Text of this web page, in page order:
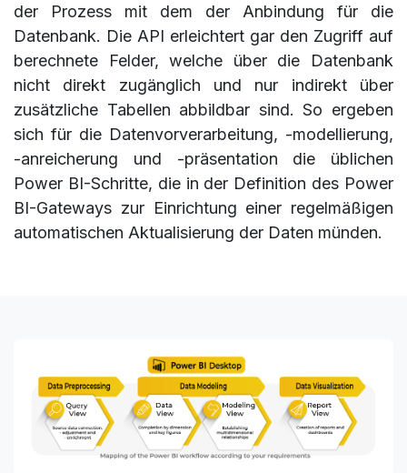
der Prozess mit dem der Anbindung für die
Datenbank. Die API erleichtert gar den Zugriff auf
berechnete Felder, welche über die Datenbank
nicht direkt zugänglich und nur indirekt über
zusätzliche Tabellen abbildbar sind. So ergeben
sich für die Datenvorverarbeitung, -modellierung,
-anreicherung und -präsentation die üblichen
Power BI-Schritte, die in der Definition des Power
BI-Gateways zur Einrichtung einer regelmäßigen
automatischen Aktualisierung der Daten münden.